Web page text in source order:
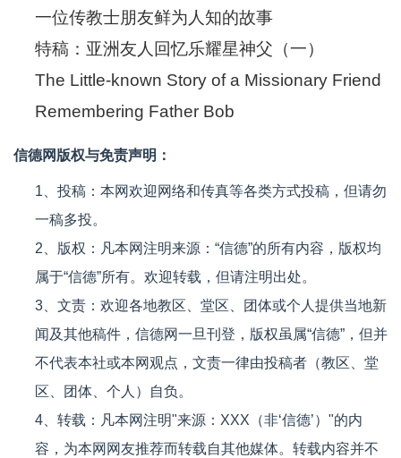
一位传教士朋友鲜为人知的故事
特稿：亚洲友人回忆乐耀星神父（一）
The Little-known Story of a Missionary Friend
Remembering Father Bob
信德网版权与免责声明：
1、投稿：本网欢迎网络和传真等各类方式投稿，但请勿
一稿多投。
2、版权：凡本网注明来源：“信德”的所有内容，版权均
属于“信德”所有。欢迎转载，但请注明出处。
3、文责：欢迎各地教区、堂区、团体或个人提供当地新
闻及其他稿件，信德网一旦刊登，版权虽属“信德”，但并
不代表本社或本网观点，文责一律由投稿者（教区、堂
区、团体、个人）自负。
4、转载：凡本网注明"来源：XXX（非‘信德’）"的内
容，为本网网友推荐而转载自其他媒体。转载内容并不